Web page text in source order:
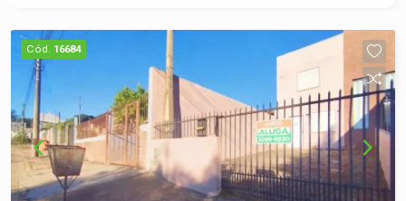
clientes - Espaço interno bem distribuído,
permitindo a configuração de acordo com as
necessidades do seu negócio - Iluminação
natural, proporcionando um ambiente agradável e
convidativo - Estacionamento nas proximidades,
facilitando o acesso para seus clientes Ideal
Para: - Lojas de varejo - Escritórios -
Consultórios - E muito mais! Não perca a chance
Cód. 16684